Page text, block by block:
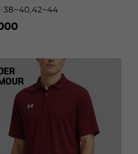
38~40,42~44